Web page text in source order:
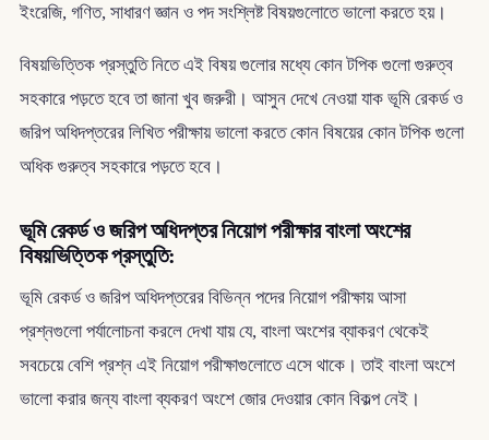
ইংরেজি, গণিত, সাধারণ জ্ঞান ও পদ সংশ্লিষ্ট বিষয়গুলোতে ভালো করতে হয়।
বিষয়ভিত্তিক প্রস্তুতি নিতে এই বিষয় গুলোর মধ্যে কোন টপিক গুলো গুরুত্ব
সহকারে পড়তে হবে তা জানা খুব জরুরী। আসুন দেখে নেওয়া যাক ভূমি রেকর্ড ও
জরিপ অধিদপ্তরের লিখিত পরীক্ষায় ভালো করতে কোন বিষয়ের কোন টপিক গুলো
অধিক গুরুত্ব সহকারে পড়তে হবে।
ভূমি রেকর্ড ও জরিপ অধিদপ্তর নিয়োগ পরীক্ষার বাংলা অংশের
বিষয়ভিত্তিক প্রস্তুতি:
ভূমি রেকর্ড ও জরিপ অধিদপ্তরের বিভিন্ন পদের নিয়োগ পরীক্ষায় আসা
প্রশ্নগুলো পর্যালোচনা করলে দেখা যায় যে, বাংলা অংশের ব্যাকরণ থেকেই
সবচেয়ে বেশি প্রশ্ন এই নিয়োগ পরীক্ষাগুলোতে এসে থাকে। তাই বাংলা অংশে
ভালো করার জন্য বাংলা ব্যকরণ অংশে জোর দেওয়ার কোন বিকল্প নেই।